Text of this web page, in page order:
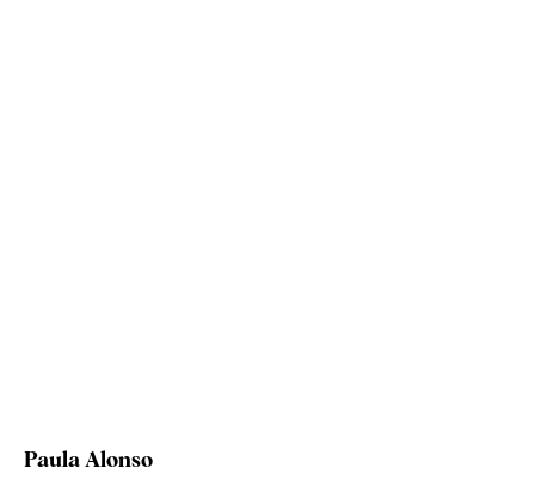
Paula Alonso